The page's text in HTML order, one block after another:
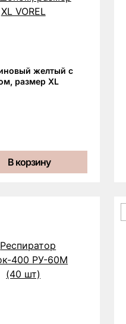
желтый с
размер XL
В корзину